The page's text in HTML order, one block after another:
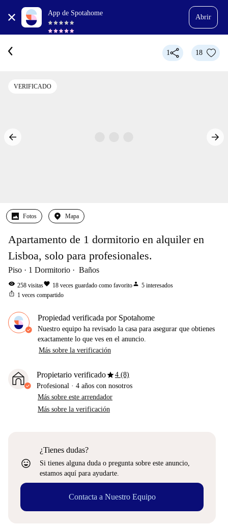
App de Spotahome
Abrir
1 18
VERIFICADO
Fotos Mapa
Apartamento de 1 dormitorio en alquiler en
Lisboa, solo para profesionales.
Piso 1 Dormitorio Baños
visibility 258 visitasfavorite 18 veces guardado como favoritoperson 5 interesados
ios_share 1 veces compartido
Propiedad verificada por Spotahome
Nuestro equipo ha revisado la casa para asegurar que obtienes
exactamente lo que ves en el anuncio.
Más sobre la verificación
Propietario verificadostar4 (8)
Profesional · 4 años con nosotros
Más sobre este arrendador
Más sobre la verificación
sentiment_very_satisfied
¿Tienes dudas?
Si tienes alguna duda o pregunta sobre este anuncio,
estamos aquí para ayudarte.
Contacta a Nuestro Equipo